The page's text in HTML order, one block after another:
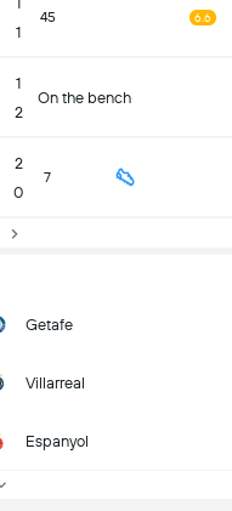
1
45 6.6
1
2
On the bench
2
0
7
Getafe
Villarreal
Espanyol